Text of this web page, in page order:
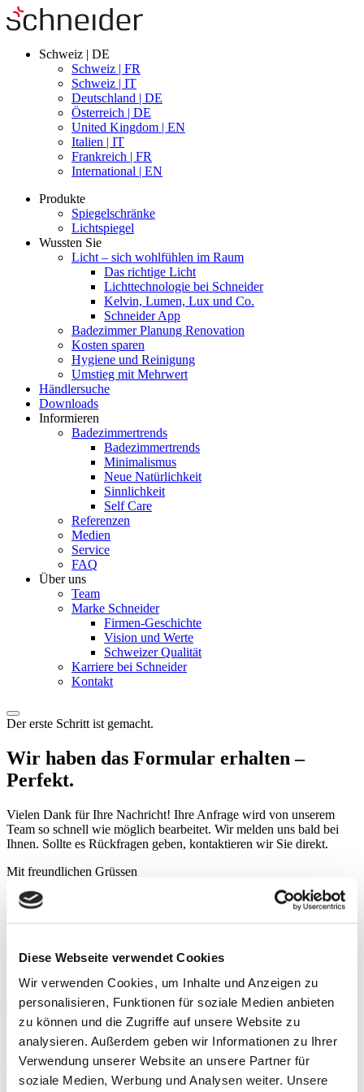
Diese Webseite verwendet Cookies
Wir verwenden Cookies, um Inhalte und Anzeigen zu
personalisieren, Funktionen für soziale Medien anbieten
zu können und die Zugriffe auf unsere Website zu
analysieren. Außerdem geben wir Informationen zu Ihrer
Verwendung unserer Website an unsere Partner für
soziale Medien, Werbung und Analysen weiter. Unsere
Schweiz | DE
Schweiz | FR
Schweiz | IT
Deutschland | DE
Österreich | DE
United Kingdom | EN
Italien | IT
Frankreich | FR
International | EN
Produkte
Spiegelschränke
Lichtspiegel
Wussten Sie
Licht – sich wohlfühlen im Raum
Das richtige Licht
Lichttechnologie bei Schneider
Kelvin, Lumen, Lux und Co.
Schneider App
Badezimmer Planung Renovation
Kosten sparen
Hygiene und Reinigung
Umstieg mit Mehrwert
Händlersuche
Downloads
Informieren
Badezimmertrends
Badezimmertrends
Minimalismus
Neue Natürlichkeit
Sinnlichkeit
Self Care
Referenzen
Medien
Service
FAQ
Über uns
Team
Marke Schneider
Firmen-Geschichte
Vision und Werte
Schweizer Qualität
Karriere bei Schneider
Kontakt
Der erste Schritt ist gemacht.
Wir haben das Formular erhalten –
Perfekt.
Vielen Dank für Ihre Nachricht! Ihre Anfrage wird von unserem
Team so schnell wie möglich bearbeitet. Wir melden uns bald bei
Ihnen. Sollte es Rückfragen geben, kontaktieren wir Sie direkt.
Mit freundlichen Grüssen
wir überzeugt sind, Informationen zu haben, die Sie interessieren.
E-Mail
Datenschutzerklärung
Durch das Ankreuzen erklären Sie sich einverstanden, dass W.
Schneider+Co AG Ihre Daten für Marketingzwecke verwenden
darf.Datenschutzerklärung.
language